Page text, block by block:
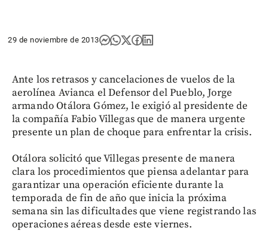
29 de noviembre de 2013
Ante los retrasos y cancelaciones de vuelos de la
aerolínea Avianca el Defensor del Pueblo, Jorge
armando Otálora Gómez, le exigió al presidente de
la compañía Fabio Villegas que de manera urgente
presente un plan de choque para enfrentar la crisis.
Otálora solicitó que Villegas presente de manera
clara los procedimientos que piensa adelantar para
garantizar una operación eficiente durante la
temporada de fin de año que inicia la próxima
semana sin las dificultades que viene registrando las
operaciones aéreas desde este viernes.